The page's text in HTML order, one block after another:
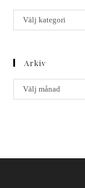
Välj kategori
Arkiv
Välj månad